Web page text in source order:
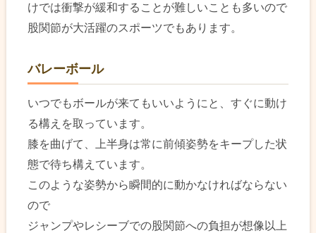
けでは衝撃が緩和することが難しいことも多いので
股関節が大活躍のスポーツでもあります。
バレーボール
いつでもボールが来てもいいようにと、すぐに動け
る構えを取っています。
膝を曲げて、上半身は常に前傾姿勢をキープした状
態で待ち構えています。
このような姿勢から瞬間的に動かなければならない
ので
ジャンプやレシーブでの股関節への負担が想像以上